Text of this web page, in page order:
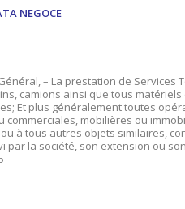
NEGOCE
– La prestation de Services
camions ainsi que tous matériels
Et plus généralement toutes
mobilières ou
à tous autres objets similaires,
la société, son extension ou